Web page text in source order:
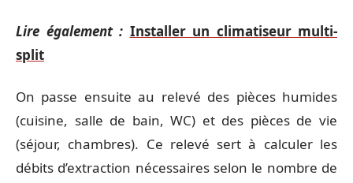
Lire également : Installer un climatiseur multi-
split
On passe ensuite au relevé des pièces humides
(cuisine, salle de bain, WC) et des pièces de vie
(séjour, chambres). Ce relevé sert à calculer les
débits d’extraction nécessaires selon le nombre de